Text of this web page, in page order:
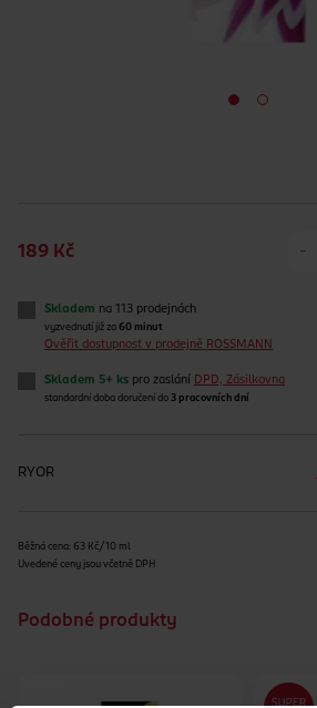
189 Kč -
Skladem na 113 prodejnách
vyzvednutí již za 60 minut
Ověřit dostupnost v prodejně ROSSMANN
Skladem 5+ ks pro zaslání DPD, Zásilkovna
standardní doba doručení do 3 pracovních dní
RYOR
Běžná cena: 63 Kč/10 ml
Uvedené ceny jsou včetně DPH
Podobné produkty